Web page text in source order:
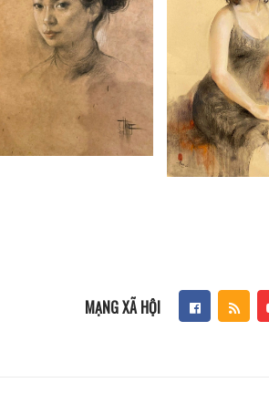
MẠNG XÃ HỘI